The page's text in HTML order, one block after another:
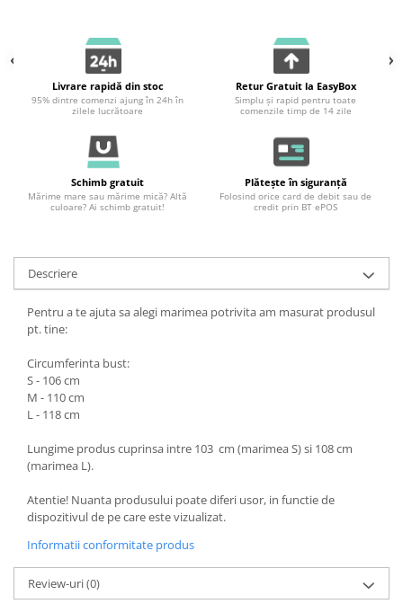
Livrare rapidă din stoc
95% dintre comenzi ajung în 24h în
zilele lucrătoare
Retur Gratuit la EasyBox
Simplu și rapid pentru toate
comenzile timp de 14 zile
Schimb gratuit
Mărime mare sau mărime mică? Altă
culoare? Ai schimb gratuit!
Plătește în siguranță
Folosind orice card de debit sau de
credit prin BT ePOS
Descriere
Pentru a te ajuta sa alegi marimea potrivita am masurat produsul
pt. tine:
Circumferinta bust:
S - 106 cm
M - 110 cm
L - 118 cm
Lungime produs cuprinsa intre 103 cm (marimea S) si 108 cm
(marimea L).
Atentie! Nuanta produsului poate diferi usor, in functie de
dispozitivul de pe care este vizualizat.
Informatii conformitate produs
Review-uri(0)